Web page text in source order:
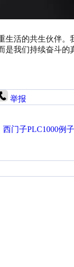
活的共生伙伴
是我们持续奋斗
举报
西门子PLC1000例子